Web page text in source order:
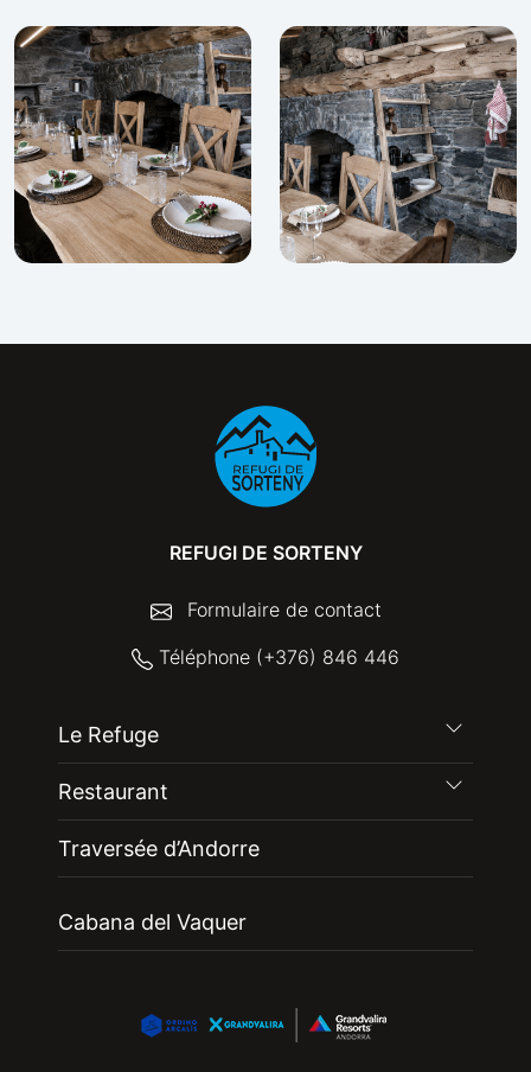
REFUGI DE SORTENY
Formulaire de contact
Téléphone (+376) 846 446
Le Refuge
Restaurant
Traversée d’Andorre
Cabana del Vaquer